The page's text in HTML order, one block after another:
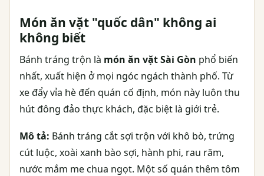
Món ăn vặt "quốc dân" không ai
không biết
Bánh tráng trộn là món ăn vặt Sài Gòn phổ biến
nhất, xuất hiện ở mọi ngóc ngách thành phố. Từ
xe đẩy vỉa hè đến quán cố định, món này luôn thu
hút đông đảo thực khách, đặc biệt là giới trẻ.
Mô tả: Bánh tráng cắt sợi trộn với khô bò, trứng
cút luộc, xoài xanh bào sợi, hành phi, rau răm,
nước mắm me chua ngọt. Một số quán thêm tôm